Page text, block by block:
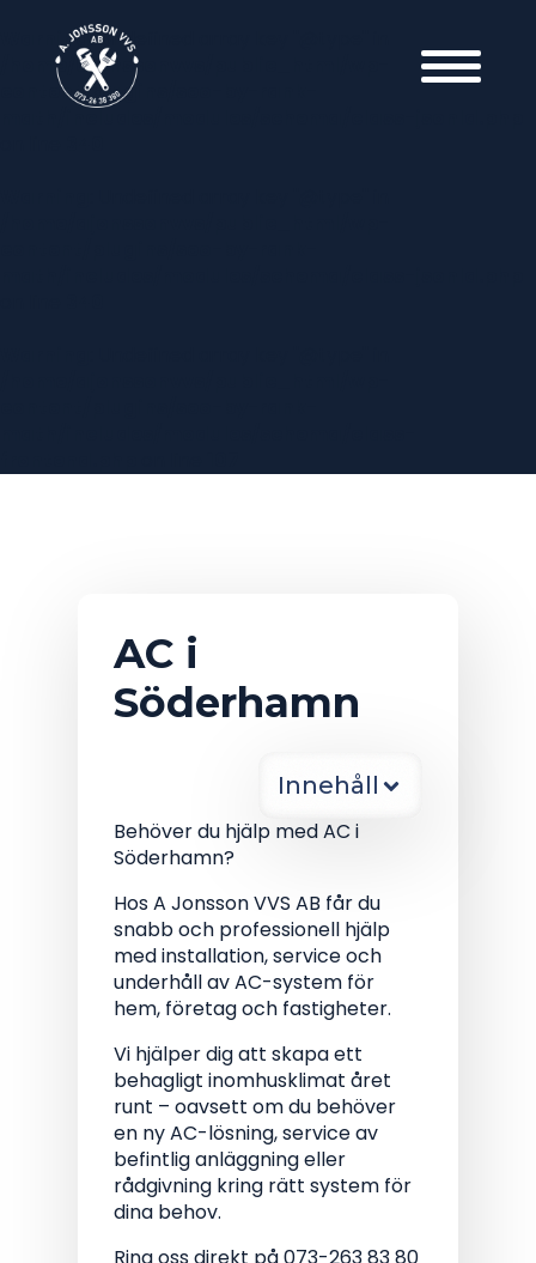
Warning: Undefined array key "@type" in
/home/ajonssonvvs/public_html/wp-
content/plugins/seo-by-rank-
AC i
Söderhamn
Innehåll
Behöver du hjälp med AC i
Söderhamn?
Hos A Jonsson VVS AB får du
snabb och professionell hjälp
med installation, service och
underhåll av AC-system för
hem, företag och fastigheter.
Vi hjälper dig att skapa ett
behagligt inomhusklimat året
runt – oavsett om du behöver
en ny AC-lösning, service av
befintlig anläggning eller
rådgivning kring rätt system för
dina behov.